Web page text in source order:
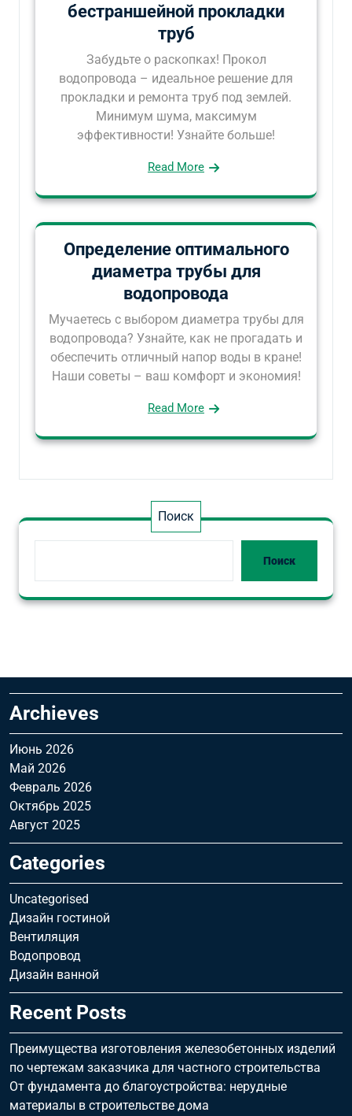
бестраншейной прокладки
труб
Забудьте о раскопках! Прокол
водопровода – идеальное решение для
прокладки и ремонта труб под землей.
Минимум шума, максимум
эффективности! Узнайте больше!
Read More
Определение оптимального
диаметра трубы для
водопровода
Мучаетесь с выбором диаметра трубы для
водопровода? Узнайте, как не прогадать и
обеспечить отличный напор воды в кране!
Наши советы – ваш комфорт и экономия!
Read More
Поиск
Поиск
Archieves
Июнь 2026
Май 2026
Февраль 2026
Октябрь 2025
Август 2025
Categories
Uncategorised
Дизайн гостиной
Вентиляция
Водопровод
Дизайн ванной
Recent Posts
Преимущества изготовления железобетонных изделий
по чертежам заказчика для частного строительства
От фундамента до благоустройства: нерудные
материалы в строительстве дома